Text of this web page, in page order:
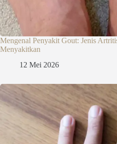
Mengenal Penyakit Gout: Jenis
Menyakitkan
12 Mei 2026